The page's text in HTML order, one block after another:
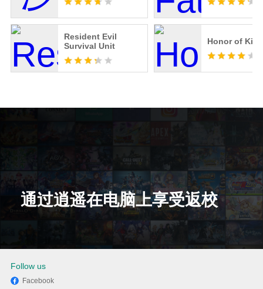
Resident Evil
Survival Unit
Honor of
通过逍遥在电脑上享受返校
Follow us
Facebook